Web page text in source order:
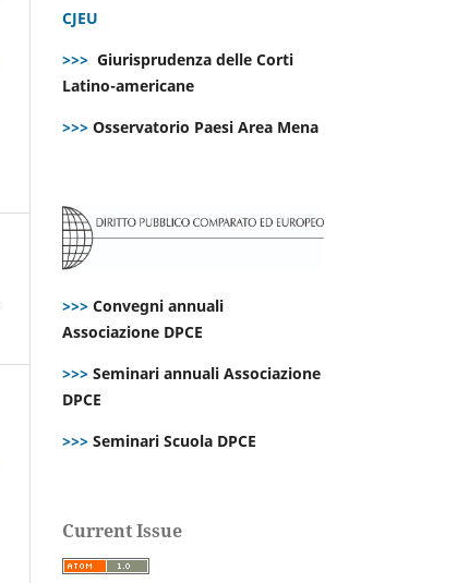
CJEU
>>> Giurisprudenza delle Corti
Latino-americane
>>> Osservatorio Paesi Area Mena
>>> Convegni annuali
Associazione DPCE
>>> Seminari annuali Associazione
DPCE
>>> Seminari Scuola DPCE
Current Issue